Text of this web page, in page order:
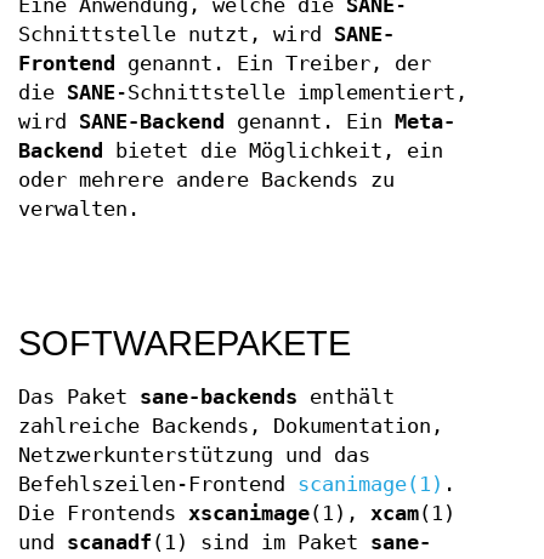
Eine Anwendung, welche die SANE-
Schnittstelle nutzt, wird SANE-
Frontend
genannt. Ein Treiber, der
die SANE-Schnittstelle implementiert,
wird SANE-Backend genannt. Ein Meta-
Backend
bietet die Möglichkeit, ein
oder mehrere andere Backends zu
verwalten.
SOFTWAREPAKETE
Das Paket sane-backends enthält
zahlreiche Backends, Dokumentation,
Netzwerkunterstützung und das
Befehlszeilen-Frontend scanimage(1) .
Die Frontends xscanimage(1), xcam(1)
und scanadf (1) sind im Paket sane-